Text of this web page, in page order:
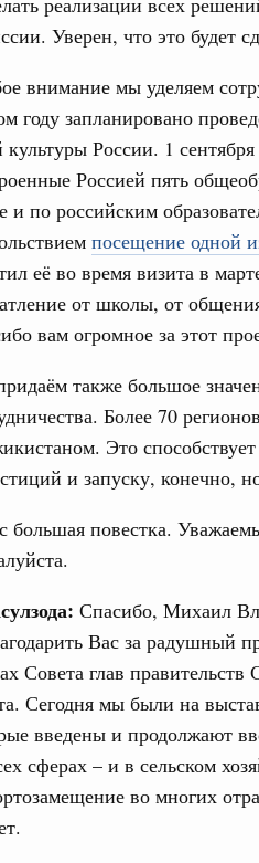
Уверен, что это будет
внимание мы уделяем
году запланировано
России. 1
Россией пять
и по российским
посещение одной
её во время визита в
от школы, от
вам огромное за этот
также большое
Более 70
Это
и запуску, конечно,
большая повестка.
Спасибо, Михаил
Вас за радушный
Совета глав
Сегодня мы были на
введены и продолжают
сферах – и в сельском
во многих
чрезвычайной
образование
Установлен
колледжей и
экономический союз.
Оверчука по
экономический союз.
заседания актуальные задачи
и администрирования,
перевозок,
экономический союз.
участие во
с главами
Евразийского
совета